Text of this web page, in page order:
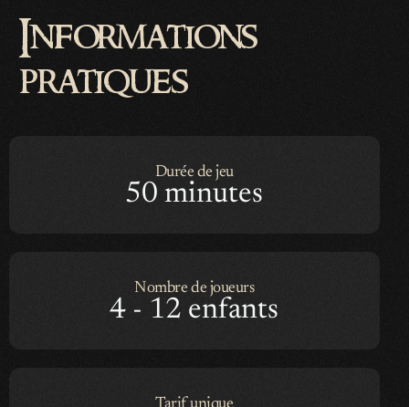
Informations
pratiques
Durée de jeu
50 minutes
Nombre de joueurs
4 - 12 enfants